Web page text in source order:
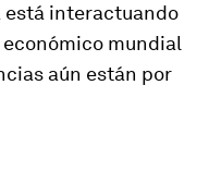
interactuando
mundial
aún están por